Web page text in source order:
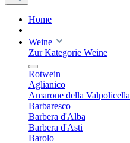
Home
Weine
Zur Kategorie Weine
Rotwein
Aglianico
Amarone della Valpolicella
Barbaresco
Barbera d'Alba
Barbera d'Asti
Barolo